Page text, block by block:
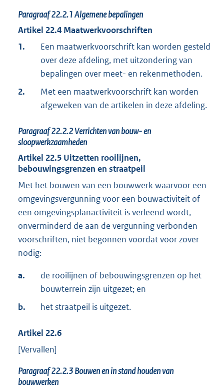
Paragraaf22.2.1Algemene bepalingen
Artikel 22.4 Maatwerkvoorschriften
1.
Een maatwerkvoorschrift kan worden gesteld
over deze afdeling, met uitzondering van
bepalingen over meet- en rekenmethoden.
2.
Met een maatwerkvoorschrift kan worden
afgeweken van de artikelen in deze afdeling.
Paragraaf22.2.2Verrichten van bouw- en
sloopwerkzaamheden
Artikel 22.5 Uitzetten rooilijnen,
bebouwingsgrenzen en straatpeil
Met het bouwen van een bouwwerk waarvoor een
omgevingsvergunning voor een bouwactiviteit of
een omgevingsplanactiviteit is verleend wordt,
onverminderd de aan de vergunning verbonden
voorschriften, niet begonnen voordat voor zover
nodig:
a.
de rooilijnen of bebouwingsgrenzen op het
bouwterrein zijn uitgezet; en
b.
het straatpeil is uitgezet.
Artikel 22.6
[Vervallen]
Paragraaf22.2.3Bouwen en in stand houden van
bouwwerken